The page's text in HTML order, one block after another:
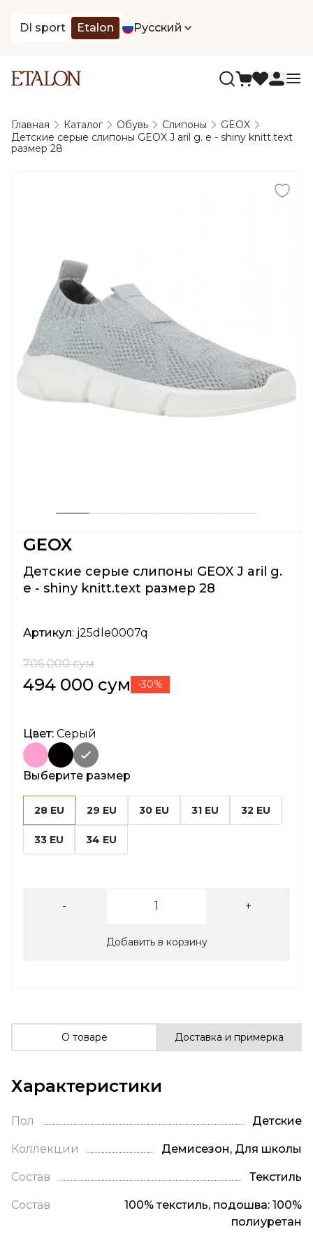
DI sport Etalon Русский
Главная Каталог Обувь Слипоны
GEOX
Детские серые слипоны GEOX J aril g. e - shiny knitt.text
размер 28
GEOX
Детские серые слипоны GEOX J aril g.
e - shiny knitt.text размер 28
Артикул: j25dle0007q
706 000 сум
494 000 сум -30%
Цвет: Серый
Выберите размер
28 EU 29 EU 30 EU 31 EU 32 EU
33 EU 34 EU
- +
Добавить в корзину
О товаре Доставка и примерка
Характеристики
Пол Детские
Коллекции Демисезон, Для школы
Состав Текстиль
Состав
100% текстиль, подошва: 100%
полиуретан